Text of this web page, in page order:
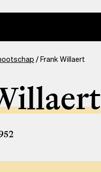
Frank Willaert